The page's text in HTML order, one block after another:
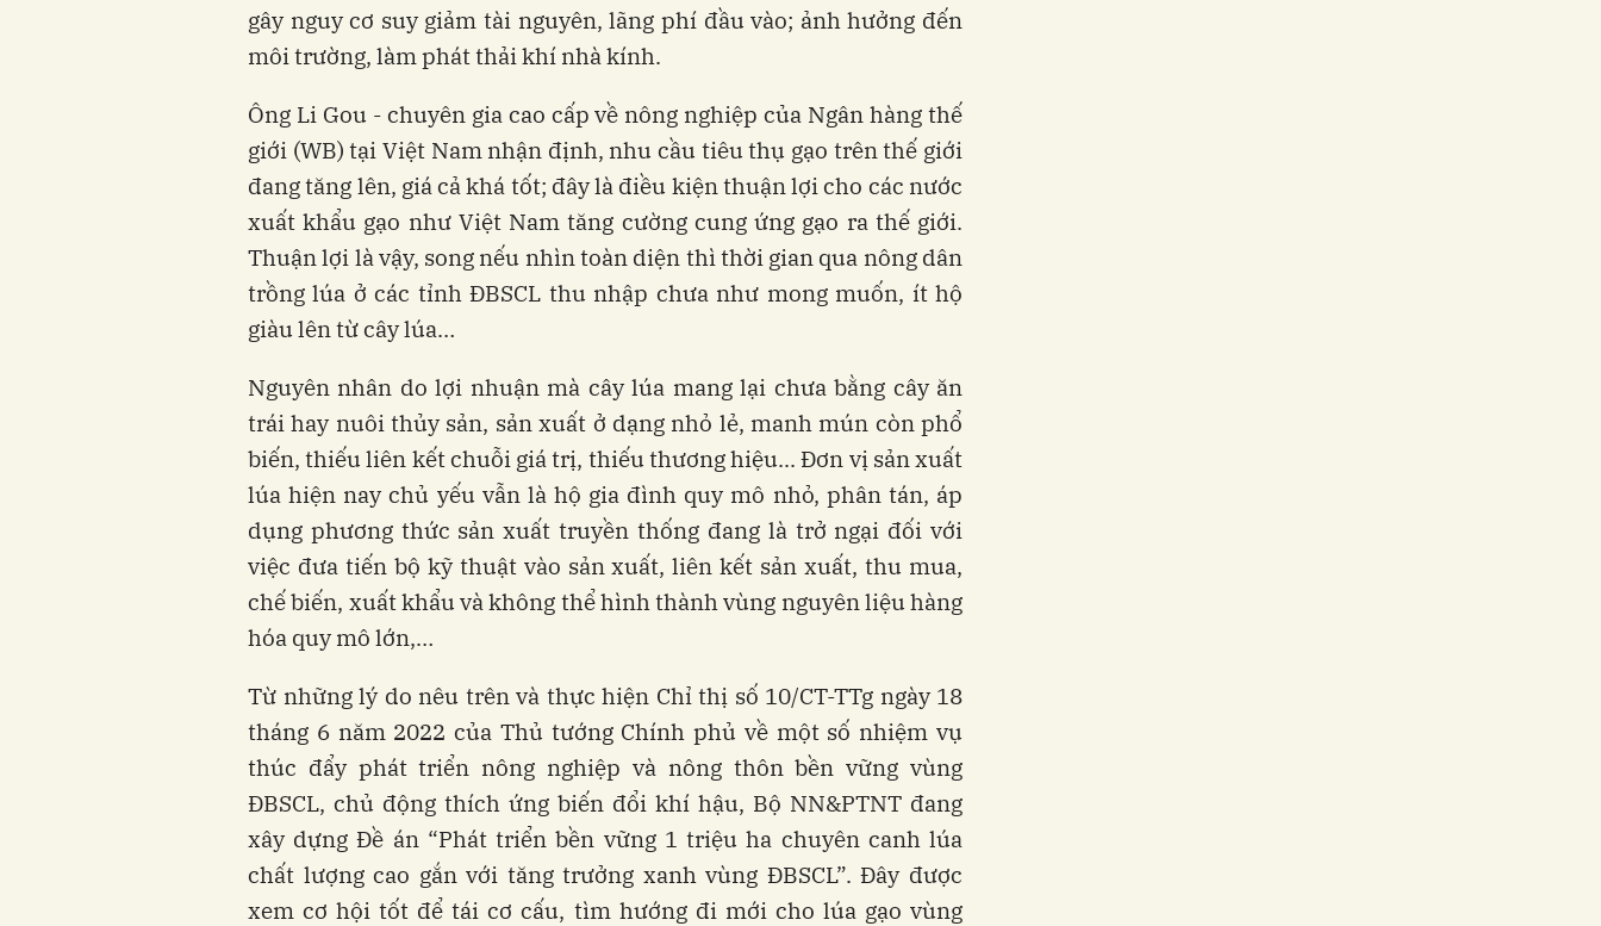
gây nguy cơ suy giảm tài nguyên, lãng phí đầu vào; ảnh hưởng đến
môi trường, làm phát thải khí nhà kính.
Ông Li Gou - chuyên gia cao cấp về nông nghiệp của Ngân hàng thế
giới (WB) tại Việt Nam nhận định, nhu cầu tiêu thụ gạo trên thế giới
đang tăng lên, giá cả khá tốt; đây là điều kiện thuận lợi cho các nước
xuất khẩu gạo như Việt Nam tăng cường cung ứng gạo ra thế giới.
Thuận lợi là vậy, song nếu nhìn toàn diện thì thời gian qua nông dân
trồng lúa ở các tỉnh ĐBSCL thu nhập chưa như mong muốn, ít hộ
giàu lên từ cây lúa…
Nguyên nhân do lợi nhuận mà cây lúa mang lại chưa bằng cây ăn
trái hay nuôi thủy sản, sản xuất ở dạng nhỏ lẻ, manh mún còn phổ
biến, thiếu liên kết chuỗi giá trị, thiếu thương hiệu... Đơn vị sản xuất
lúa hiện nay chủ yếu vẫn là hộ gia đình quy mô nhỏ, phân tán, áp
dụng phương thức sản xuất truyền thống đang là trở ngại đối với
việc đưa tiến bộ kỹ thuật vào sản xuất, liên kết sản xuất, thu mua,
chế biến, xuất khẩu và không thể hình thành vùng nguyên liệu hàng
hóa quy mô lớn,…
Từ những lý do nêu trên và thực hiện Chỉ thị số 10/CT-TTg ngày 18
tháng 6 năm 2022 của Thủ tướng Chính phủ về một số nhiệm vụ
thúc đẩy phát triển nông nghiệp và nông thôn bền vững vùng
ĐBSCL, chủ động thích ứng biến đổi khí hậu, Bộ NN&PTNT đang
xây dựng Đề án “Phát triển bền vững 1 triệu ha chuyên canh lúa
chất lượng cao gắn với tăng trưởng xanh vùng ĐBSCL”. Đây được
xem cơ hội tốt để tái cơ cấu, tìm hướng đi mới cho lúa gạo vùng